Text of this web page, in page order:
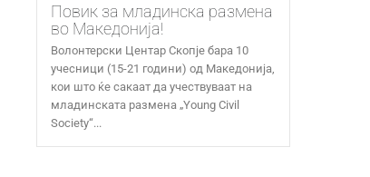
Повик за младинска размена
во Македонија!
Волонтерски Центар Скопје бара 10
учесници (15-21 години) од Македонија,
кои што ќе сакаат да учествуваат на
младинската размена „Young Civil
Society“...